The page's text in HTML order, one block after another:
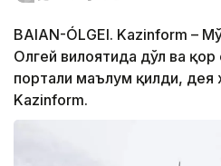
BAIAN-ÓLGEI. Kazinform –
Олгей вилоятида дўл ва қор
портали маълум қилди, дея
Kazinform.